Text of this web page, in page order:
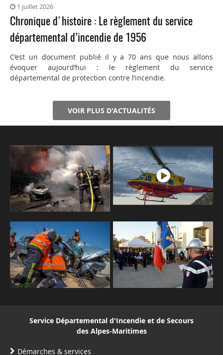
1 juillet 2026
Chronique d'histoire : Le règlement du service
départemental d’incendie de 1956
C’est un document publié il y a 70 ans que nous allons
évoquer aujourd’hui : le règlement du service
départemental de protection contre l’incendie.
VOIR PLUS D'ACTUALITÉS
Service Départemental d'Incendie et de Secours
des Alpes-Maritimes
Démarches & services